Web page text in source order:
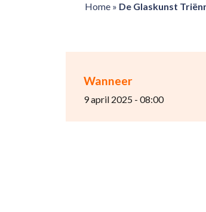
Home» De Glaskunst
Wanneer
9 april 2025 - 08:00